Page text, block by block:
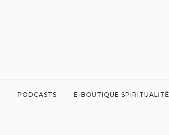
PODCASTS E-BOUTIQUE SPIRITUALITÉ